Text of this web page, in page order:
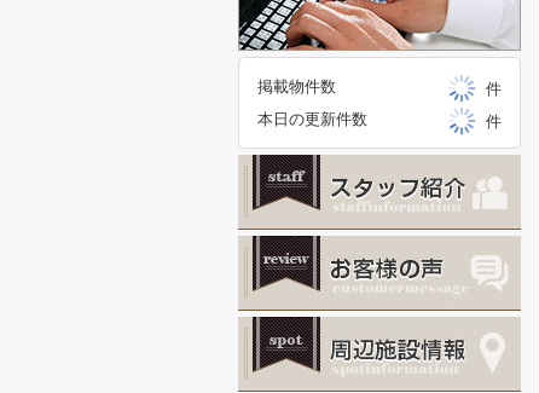
掲載物件数
件
本日の更新件数
件